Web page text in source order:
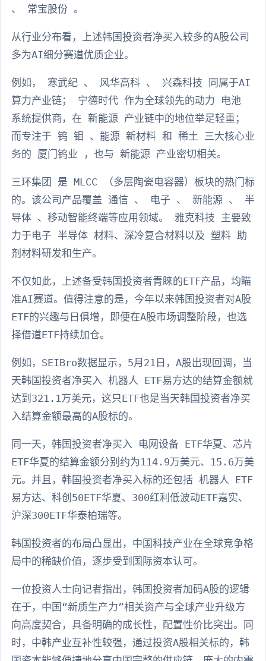
、 常宝股份 。
从行业分布看，上述韩国投资者净买入较多的A股公司
多为AI细分赛道优质企业。
例如， 寒武纪 、 风华高科 、 兴森科技 同属于AI
算力产业链； 宁德时代 作为全球领先的动力 电池
系统提供商，在 新能源 产业链中的地位举足轻重；
而专注于 钨 钼 、能源 新材料 和 稀土 三大核心业
务的 厦门钨业 ，也与 新能源 产业密切相关。
三环集团 是 MLCC （多层陶瓷电容器）板块的热门标
的。该公司产品覆盖 通信 、 电子 、 新能源 、 半
导体 、移动智能终端等应用领域。 雅克科技 主要致
力于电子 半导体 材料、深冷复合材料以及 塑料 助
剂材料研发和生产。
不仅如此，上述备受韩国投资者青睐的ETF产品，均瞄
准AI赛道。值得注意的是，今年以来韩国投资者对A股
ETF的兴趣与日俱增，即便在A股市场调整阶段，也选
择借道ETF持续加仓。
例如，SEIBro数据显示，5月21日，A股出现回调，当
天韩国投资者净买入 机器人 ETF易方达的结算金额就
达到321.1万美元，这只ETF也是当天韩国投资者净买
入结算金额最高的A股标的。
同一天，韩国投资者净买入 电网设备 ETF华夏、芯片
ETF华夏的结算金额分别约为114.9万美元、15.6万美
元。并且，韩国投资者净买入标的还包括 机器人 ETF
易方达、科创50ETF华夏、300红利低波动ETF嘉实、
沪深300ETF华泰柏瑞等。
韩国投资者的布局凸显出，中国科技产业在全球竞争格
局中的稀缺价值，逐步受到国际资本认可。
一位投资人士向记者指出，韩国投资者加码A股的逻辑
在于，中国“新质生产力”相关资产与全球产业升级方
向高度契合，具备明确的成长性，配置性价比突出。同
时，中韩产业互补性较强，通过投资A股相关标的，韩